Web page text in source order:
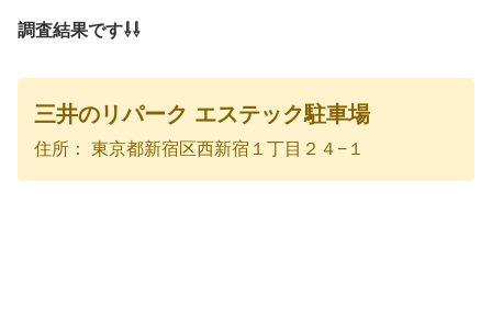
調査結果です⇩⇩
三井のリパーク エステック駐車場
住所： 東京都新宿区西新宿１丁目２４−１